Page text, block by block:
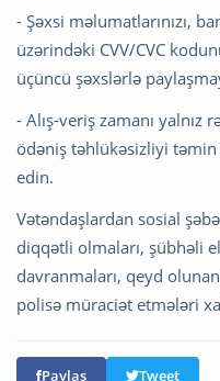
- Şəxsi məlumatlarınızı,
üzərindəki CVV/CVC
üçüncü şəxslərlə
- Alış-veriş zamanı
ödəniş təhlükəsizliyi
edin.
Vətəndaşlardan sosial
diqqətli olmaları, şübhəli
davranmaları, qeyd
polisə müraciət etmələri
Paylaş Tweet